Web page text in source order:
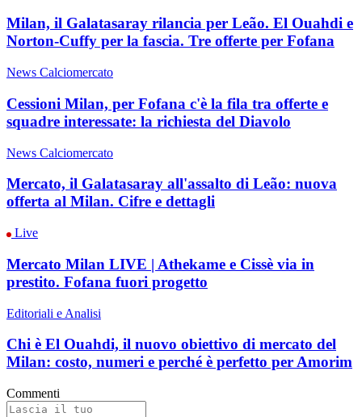
Milan, il Galatasaray rilancia per Leão. El Ouahdi e
Norton-Cuffy per la fascia. Tre offerte per Fofana
News Calciomercato
Cessioni Milan, per Fofana c'è la fila tra offerte e
squadre interessate: la richiesta del Diavolo
News Calciomercato
Mercato, il Galatasaray all'assalto di Leão: nuova
offerta al Milan. Cifre e dettagli
Live
Mercato Milan LIVE | Athekame e Cissè via in
prestito. Fofana fuori progetto
Editoriali e Analisi
Chi è El Ouahdi, il nuovo obiettivo di mercato del
Milan: costo, numeri e perché è perfetto per Amorim
Commenti